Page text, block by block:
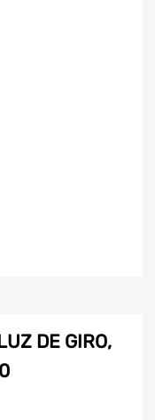
DE GIRO,